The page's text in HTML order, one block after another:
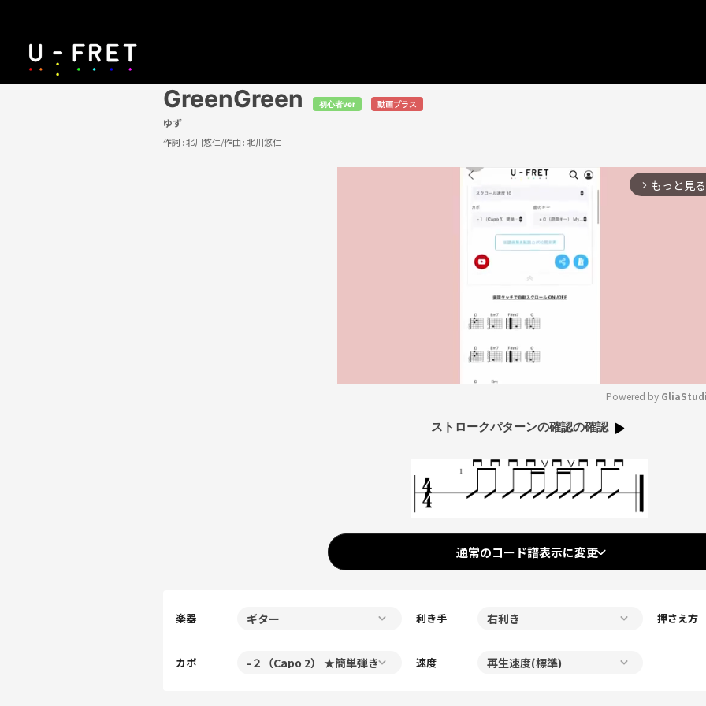
GreenGreen 初心者ver 動画プラス
ゆず
作詞 :北川悠仁/作曲 :北川悠仁
arrow_forward_ios もっと見る
Powered by
ストロークパターンの確認の確認
通常のコード譜表示に変更
楽器 利き手 押さえ方
カポ 速度